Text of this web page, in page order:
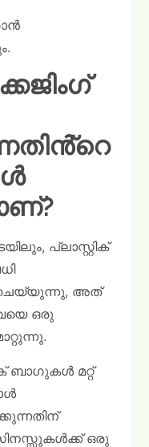
പ്ലാസ്റ്റിക്
അത്
ഒരു
ബാഗുകൾ മറ്റ്
ഒരു